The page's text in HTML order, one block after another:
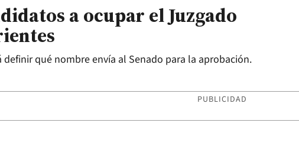
a ocupar el Juzgado
qué nombre envía al Senado para la aprobación.
PUBLICIDAD